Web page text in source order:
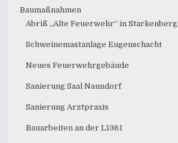
Baumaßnahmen
Abriß „Alte Feuerwehr“ in Starkenberg
Schweinemastanlage Eugenschacht
Neues Feuerwehrgebäude
Sanierung Saal Naundorf
Sanierung Arztpraxis
Bauarbeiten an der L1361